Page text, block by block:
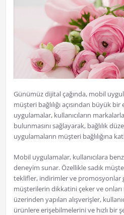
Günümüz dijital çağında, mobil
müşteri bağlılığı açısından büyük
uygulamalar, kullanıcıların
bulunmasını sağlayarak, bağlılık
uygulamaların müşteri bağlılığına
Mobil uygulamalar, kullanıcılara
deneyim sunar. Özellikle sadık
teklifler, indirimler ve promosyonlar
müşterilerin dikkatini çeker ve
üzerinden yapılan alışverişler,
ürünlere erişebilmelerini ve hızlı bir